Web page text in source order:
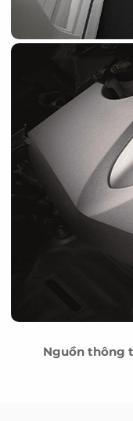
Nguồn thông